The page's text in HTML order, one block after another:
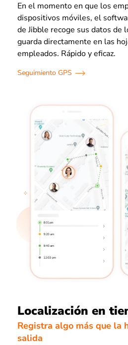
En el momento en que los
dispositivos móviles, el
de Jibble recoge sus datos de
guarda directamente en las
empleados. Rápido y eficaz.
Seguimiento GPS
Localización en
Registra algo más que la
salida